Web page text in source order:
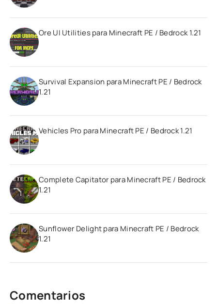
Ore UI Utilities para Minecraft PE / Bedrock 1.21
Survival Expansion para Minecraft PE / Bedrock
1.21
Vehicles Pro para Minecraft PE / Bedrock 1.21
Complete Capitator para Minecraft PE / Bedrock
1.21
Sunflower Delight para Minecraft PE / Bedrock
1.21
Comentarios